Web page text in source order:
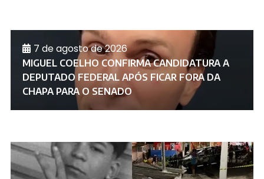
7 de agosto de 2026
MIGUEL COELHO CONFIRMA CANDIDATURA A
DEPUTADO FEDERAL APÓS FICAR FORA DA
CHAPA PARA O SENADO